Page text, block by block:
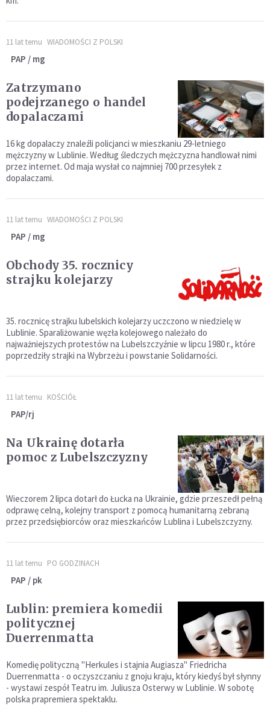
11 lat temu WIADOMOŚCI Z POLSKI
PAP / mg
Zatrzymano
podejrzanego o handel
dopalaczami
16 kg dopalaczy znaleźli policjanci w mieszkaniu 29-letniego
mężczyzny w Lublinie. Według śledczych mężczyzna handlował nimi
przez internet. Od maja wysłał co najmniej 700 przesyłek z
dopalaczami.
11 lat temu WIADOMOŚCI Z POLSKI
PAP / mg
Obchody 35. rocznicy
strajku kolejarzy
35. rocznicę strajku lubelskich kolejarzy uczczono w niedzielę w
Lublinie. Sparaliżowanie węzła kolejowego należało do
najważniejszych protestów na Lubelszczyźnie w lipcu 1980 r., które
poprzedziły strajki na Wybrzeżu i powstanie Solidarności.
11 lat temu KOŚCIÓŁ
PAP/rj
Na Ukrainę dotarła
pomoc z Lubelszczyzny
Wieczorem 2 lipca dotarł do Łucka na Ukrainie, gdzie przeszedł pełną
odprawę celną, kolejny transport z pomocą humanitarną zebraną
przez przedsiębiorców oraz mieszkańców Lublina i Lubelszczyzny.
11 lat temu PO GODZINACH
PAP / pk
Lublin: premiera komedii
politycznej
Duerrenmatta
Komedię polityczną "Herkules i stajnia Augiasza" Friedricha
Duerrenmatta - o oczyszczaniu z gnoju kraju, który kiedyś był słynny
- wystawi zespół Teatru im. Juliusza Osterwy w Lublinie. W sobotę
polska prapremiera spektaklu.